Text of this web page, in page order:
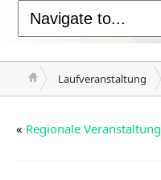
Laufveranstaltung
« Regionale